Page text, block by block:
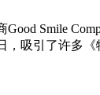
Smile
，吸引了许多